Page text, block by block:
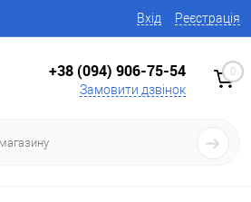
Вхід Реєстрація
+38 (094) 906-75-54
Замовити дзвінок
0